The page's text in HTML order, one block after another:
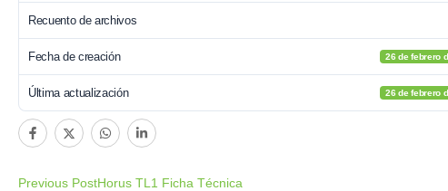
Recuento de archivos
Fecha de creación 26 de febrero
Última actualización 26 de febrero
Previous PostHorus TL1 Ficha Técnica